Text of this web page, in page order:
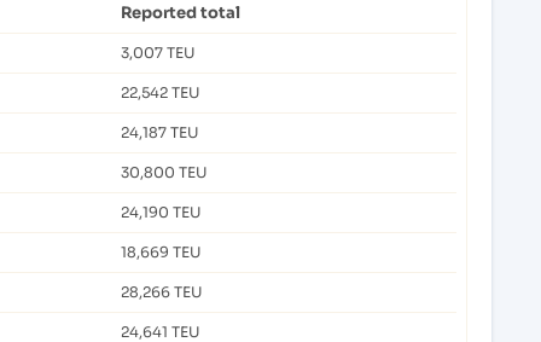
Reported total
3,007 TEU
22,542 TEU
24,187 TEU
30,800 TEU
24,190 TEU
18,669 TEU
28,266 TEU
24,641 TEU